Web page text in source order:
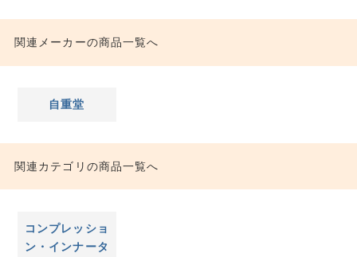
関連メーカーの商品一覧へ
自重堂
関連カテゴリの商品一覧へ
コンプレッショ
ン・インナータ